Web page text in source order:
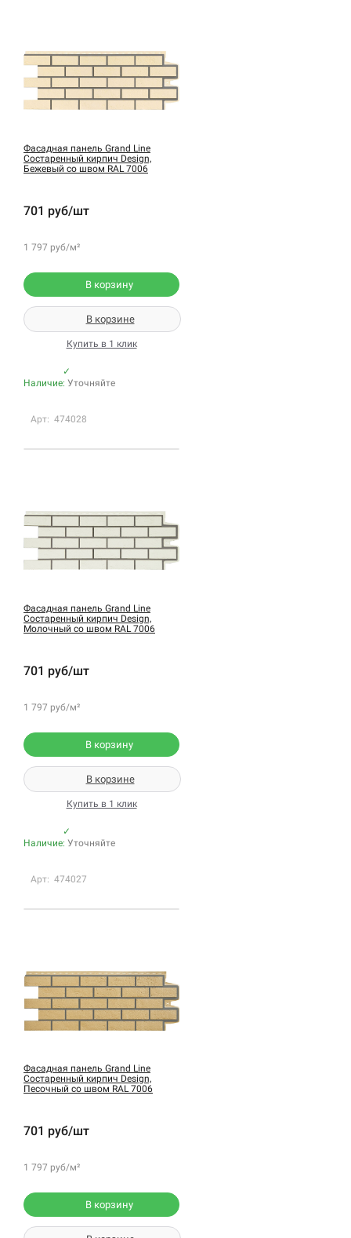
Фасадная панель Grand Line
Состаренный кирпич Design,
Бежевый со швом RAL 7006
701 руб/шт
1 797 руб/м²
В корзину
В корзине
Купить в 1 клик
✓
Наличие: Уточняйте
Арт: 474028
Фасадная панель Grand Line
Состаренный кирпич Design,
Молочный со швом RAL 7006
701 руб/шт
1 797 руб/м²
В корзину
В корзине
Купить в 1 клик
✓
Наличие: Уточняйте
Арт: 474027
Фасадная панель Grand Line
Состаренный кирпич Design,
Песочный со швом RAL 7006
701 руб/шт
1 797 руб/м²
В корзину